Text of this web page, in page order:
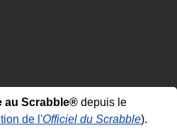
au Scrabble® depuis le
de l'Officiel du Scrabble).